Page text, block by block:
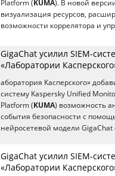
Platform (KUMA). В новой
визуализация ресурсов,
возможности коррелятора и упр
GigaChat усилил SIEM-
«Лаборатории
аборатория Касперского»
систему Kaspersky Unified
Platform (KUMA) возможность
события безопасности с
нейросетевой модели GigaChat
GigaChat усилил SIEM-
«Лаборатории